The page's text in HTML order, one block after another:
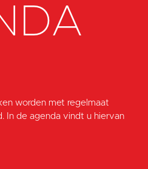
worden met regelmaat
In de agenda vindt u hiervan